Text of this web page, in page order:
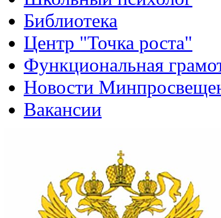
Библиотека
Центр "Точка роста"
Функциональная
Новости
Вакансии